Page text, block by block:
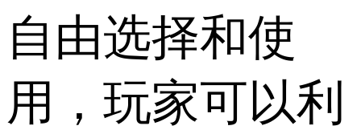
自由选择和使
用，玩家可以利